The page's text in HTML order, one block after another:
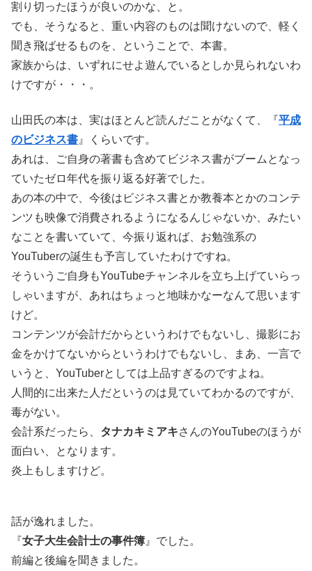
割り切ったほうが良いのかな、と。
でも、そうなると、重い内容のものは聞けないので、軽く
聞き飛ばせるものを、ということで、本書。
家族からは、いずれにせよ遊んでいるとしか見られないわ
けですが・・・。
山田氏の本は、実はほとんど読んだことがなくて、『平成
のビジネス書 』くらいです。
あれは、ご自身の著書も含めてビジネス書がブームとなっ
ていたゼロ年代を振り返る好著でした。
あの本の中で、今後はビジネス書とか教養本とかのコンテ
ンツも映像で消費されるようになるんじゃないか、みたい
なことを書いていて、今振り返れば、お勉強系の
YouTuberの誕生も予言していたわけですね。
そういうご自身もYouTubeチャンネルを立ち上げていらっ
しゃいますが、あれはちょっと地味かなーなんて思います
けど。
コンテンツが会計だからというわけでもないし、撮影にお
金をかけてないからというわけでもないし、まあ、一言で
いうと、YouTuberとしては上品すぎるのですよね。
人間的に出来た人だというのは見ていてわかるのですが、
毒がない。
会計系だったら、 タナカキミアキさんのYouTubeのほうが
面白い、となります。
炎上もしますけど。
話が逸れました。
『女子大生会計士の事件簿 』でした。
前編と後編を聞きました。